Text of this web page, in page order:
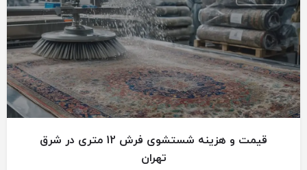
قیمت و هزینه شستشوی فرش 12 متری در شرق
تهران